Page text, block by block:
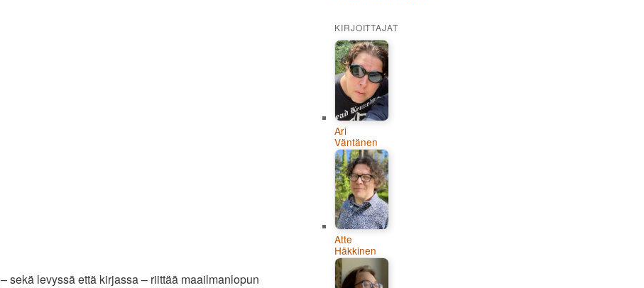
– sekä levyssä että kirjassa – riittää maailmanlopun
KIRJOITTAJAT
Ari
Väntänen
Atte
Häkkinen